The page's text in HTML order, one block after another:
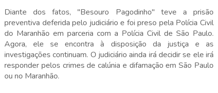
Diante dos fatos, "Besouro Pagodinho" teve a prisão
preventiva deferida pelo judiciário e foi preso pela Polícia Civil
do Maranhão em parceria com a Polícia Civil de São Paulo.
Agora, ele se encontra à disposição da justiça e as
investigações continuam. O judiciário ainda irá decidir se ele irá
responder pelos crimes de calúnia e difamação em São Paulo
ou no Maranhão.